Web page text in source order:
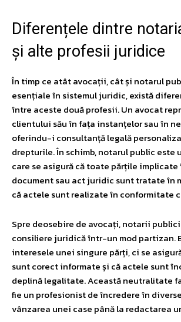
Diferențele dintre
și alte profesii juridice
În timp ce atât avocații, cât și notarul
esențiale în sistemul juridic, există
între aceste două profesii. Un avocat
clientului său în fața instanțelor sau în
oferindu-i consultanță legală
drepturile. În schimb, notarul public este
care se asigură că toate părțile
document sau act juridic sunt tratate în
că actele sunt realizate în conformitate
Spre deosebire de avocați, notarii
consiliere juridică într-un mod partizan.
interesele unei singure părți, ci se
sunt corect informate și că actele sunt
deplină legalitate. Această neutralitate
fie un profesionist de încredere în
vânzarea unei case până la redactarea